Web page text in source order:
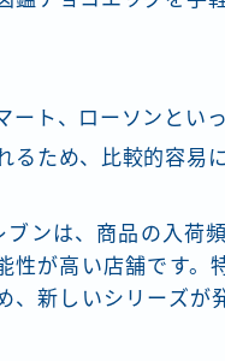
ート、ローソンとい
ため、比較的容易
ブンは、商品の入荷
性が高い店舗です。
、新しいシリーズが